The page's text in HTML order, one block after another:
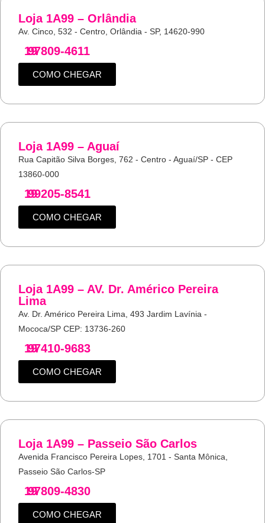
Loja 1A99 – Orlândia
Av. Cinco, 532 - Centro, Orlândia - SP, 14620-990
19
97809-4611
COMO CHEGAR
Loja 1A99 – Aguaí
Rua Capitão Silva Borges, 762 - Centro - Aguaí/SP - CEP
13860-000
19
99205-8541
COMO CHEGAR
Loja 1A99 – AV. Dr. Américo Pereira
Lima
Av. Dr. Américo Pereira Lima, 493 Jardim Lavínia -
Mococa/SP CEP: 13736-260
19
97410-9683
COMO CHEGAR
Loja 1A99 – Passeio São Carlos
Avenida Francisco Pereira Lopes, 1701 - Santa Mônica,
Passeio São Carlos-SP
19
97809-4830
COMO CHEGAR